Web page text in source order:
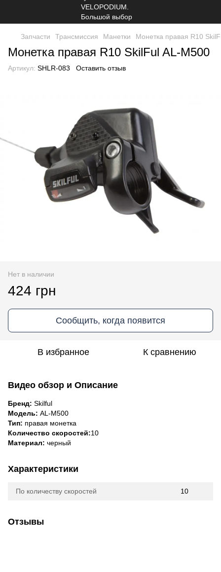
Запчасти Трансмиссия Манетки Монетка правая R10
Монетка правая R10 SkilFul AL-M500
Артикул: SHLR-083 Оставить отзыв
Нет в наличии
424 грн
Сообщить, когда появится
В избранное К сравнению
Видео обзор и Описание
Бренд: Skilful
Модель: AL-M500
Тип: правая монетка
Количество скоростей:10
Материал: черный
Характеристики
По количеству скоростей 10
Отзывы